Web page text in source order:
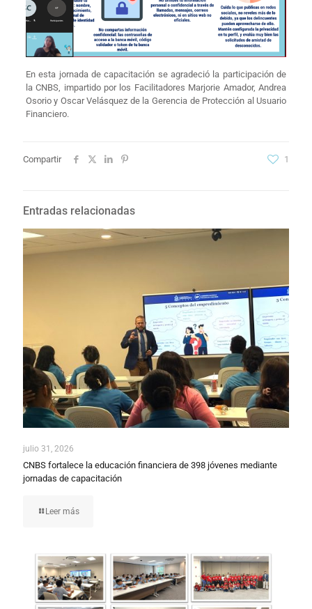
En esta jornada de capacitación se agradeció la participación de
la CNBS, impartido por los Facilitadores Marjorie Amador, Andrea
Osorio y Oscar Velásquez de la Gerencia de Protección al Usuario
Financiero.
Compartir 1
Entradas relacionadas
julio 31, 2026
CNBS fortalece la educación financiera de 398 jóvenes mediante
jornadas de capacitación
Leer más